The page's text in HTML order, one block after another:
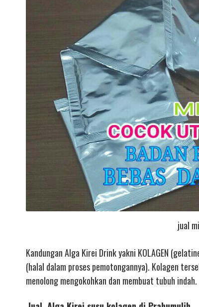
jual
Kandungan Alga Kirei Drink yakni KOLAGEN
(halal dalam proses pemotongannya). Kolagen
menolong mengokohkan dan membuat tubuh indah.